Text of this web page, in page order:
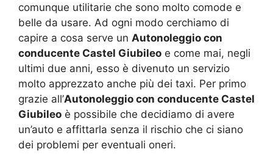
comunque utilitarie che sono molto comode e
belle da usare. Ad ogni modo cerchiamo di
capire a cosa serve un Autonoleggio con
conducente Castel Giubileo e come mai, negli
ultimi due anni, esso è divenuto un servizio
molto apprezzato anche più dei taxi. Per primo
grazie all’Autonoleggio con conducente Castel
Giubileo è possibile che decidiamo di avere
un’auto e affittarla senza il rischio che ci siano
dei problemi per eventuali oneri.